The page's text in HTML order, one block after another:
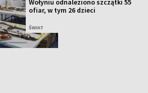
Wołyniu odnaleziono szczątki 55
ofiar, w tym 26 dzieci
ŚWIAT